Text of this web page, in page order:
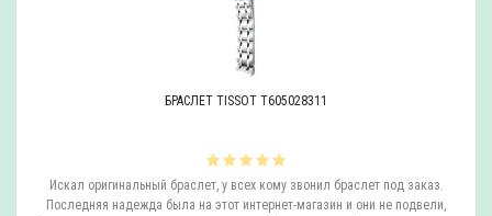
БРАСЛЕТ TISSOT T605028311
Искал оригинальный браслет, у всех кому звонил браслет под заказ.
Последняя надежда была на этот интернет-магазин и они не подвели,